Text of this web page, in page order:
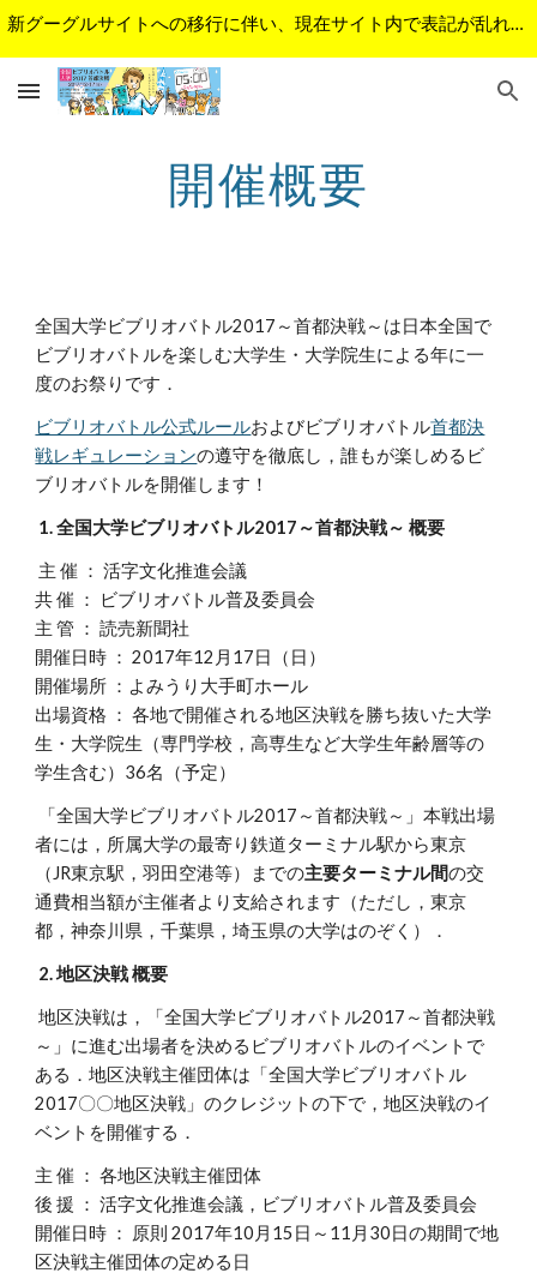
新グーグルサイトへの移行に伴い、現在サイト内で表記が乱れているページがあります。順次修正予定です。ご不便をおかけして申し訳ございません。
開催概要
全国大学ビブリオバトル2017～首都決戦～は日本全国で
ビブリオバトルを楽しむ大学生・大学院生による年に一
度のお祭りです．
ビブリオバトル公式ルールおよびビブリオバトル首都決
戦レギュレーションの遵守を徹底し，誰もが楽しめるビ
ブリオバトルを開催します！
1. 全国大学ビブリオバトル2017～首都決戦～ 概要
主 催 ： 活字文化推進会議
共 催 ： ビブリオバトル普及委員会
主 管 ： 読売新聞社
開催日時 ： 2017年12月17日（日）
開催場所 ：よみうり大手町ホール
出場資格 ： 各地で開催される地区決戦を勝ち抜いた大学
生・大学院生（専門学校，高専生など大学生年齢層等の
学生含む）36名（予定）
者には，所属大学の最寄り鉄道ターミナル駅から東京
（JR東京駅，羽田空港等）までの主要ターミナル間の交
通費相当額が主催者より支給されます（ただし，東京
都，神奈川県，千葉県，埼玉県の大学はのぞく）．
2. 地区決戦 概要
地区決戦は，「全国大学ビブリオバトル2017～首都決戦
～」に進む出場者を決めるビブリオバトルのイベントで
ある．地区決戦主催団体は「全国大学ビブリオバトル
2017〇〇地区決戦」のクレジットの下で，地区決戦のイ
ベントを開催する．
主 催 ： 各地区決戦主催団体
後 援 ： 活字文化推進会議，ビブリオバトル普及委員会
開催日時 ： 原則 2017年10月15日～11月30日の期間で地
区決戦主催団体の定める日